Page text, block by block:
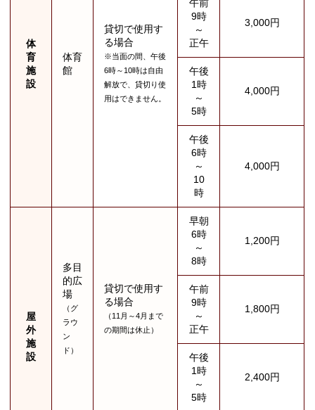
体
育
施
設
体育
館
貸切で使用す
る場合
※当面の間、午後
6時～10時は自由
解放で、貸切り使
用はできません。
午前
9時
～
正午
3,000円
午後
1時
～
5時
4,000円
午後
6時
～
10
時
4,000円
屋
外
施
設
多目
的広
場
（グ
ラウ
ン
ド）
貸切で使用す
る場合
（11月～4月まで
の期間は休止）
早朝
6時
～
8時
1,200円
午前
9時
～
正午
1,800円
午後
1時
～
5時
2,400円